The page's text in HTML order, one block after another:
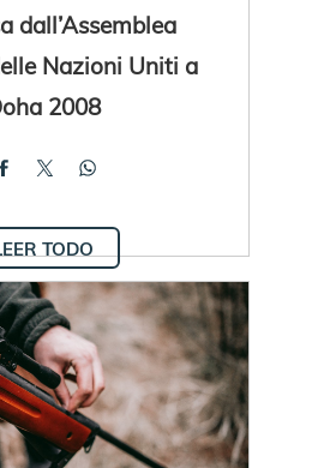
dall’Assemblea
Nazioni Uniti a
2008
TODO